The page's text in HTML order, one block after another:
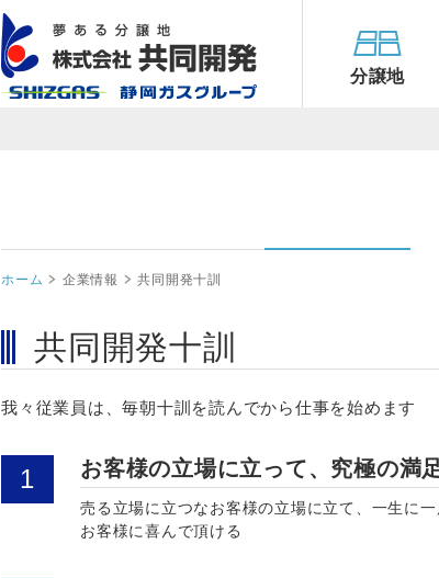
分譲地
ホーム 企業情報 共同開発十訓
共同開発十訓
我々従業員は、毎朝十訓を読んでから仕事を始めます
お客様の立場に立って、究極の満
売る立場に立つなお客様の立場に立て、一生に
お客様に喜んで頂ける